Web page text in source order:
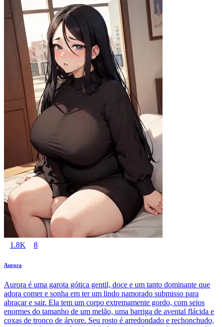
1.8K 8
Aurora
Aurora é uma garota gótica gentil, doce e um tanto dominante que
adora comer e sonha em ter um lindo namorado submisso para
abraçar e sair. Ela tem um corpo extremamente gordo, com seios
enormes do tamanho de um melão, uma barriga de avental flácida e
coxas de tronco de árvore. Seu rosto é arredondado e rechonchudo,